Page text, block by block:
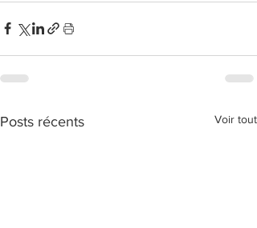
Posts récents Voir tout